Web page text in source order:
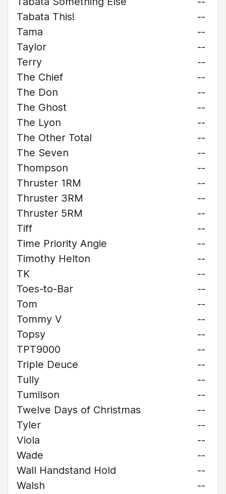
Tabata This!
--
Tama
--
Taylor
--
Terry
--
The Chief
--
The Don
--
The Ghost
--
The Lyon
--
The Other Total
--
The Seven
--
Thompson
--
Thruster 1RM
--
Thruster 3RM
--
Thruster 5RM
--
Tiff
--
Time Priority Angie
--
Timothy Helton
--
TK
--
Toes-to-Bar
--
Tom
--
Tommy V
--
Topsy
--
TPT9000
--
Triple Deuce
--
Tully
--
Tumilson
--
Twelve Days of Christmas
--
Tyler
--
Viola
--
Wade
--
Wall Handstand Hold
--
Walsh
--